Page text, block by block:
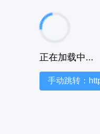
正在加载中...
手动跳转：